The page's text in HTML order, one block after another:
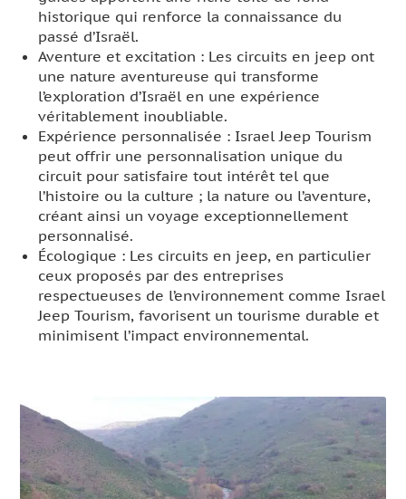
historique qui renforce la connaissance du
passé d’Israël.
Aventure et excitation : Les circuits en jeep ont
une nature aventureuse qui transforme
l’exploration d’Israël en une expérience
véritablement inoubliable.
Expérience personnalisée : Israel Jeep Tourism
peut offrir une personnalisation unique du
circuit pour satisfaire tout intérêt tel que
l’histoire ou la culture ; la nature ou l’aventure,
créant ainsi un voyage exceptionnellement
personnalisé.
Écologique : Les circuits en jeep, en particulier
ceux proposés par des entreprises
respectueuses de l’environnement comme Israel
Jeep Tourism, favorisent un tourisme durable et
minimisent l’impact environnemental.